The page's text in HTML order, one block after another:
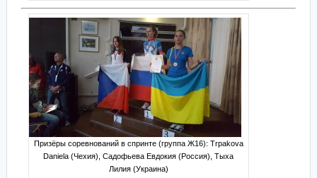
Призёры соревнований в спринте (группа Ж16): Trpakova
Daniela (Чехия), Садофьева Евдокия (Россия), Тыха
Лилия (Украина)